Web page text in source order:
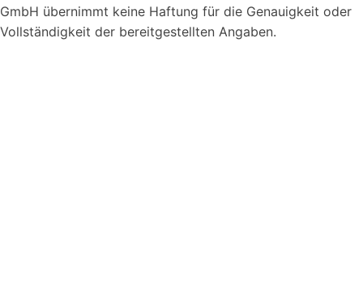
GmbH übernimmt keine Haftung für die Genauigkeit oder
Vollständigkeit der bereitgestellten Angaben.